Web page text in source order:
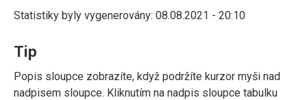
Statistiky byly vygenerovány: 08.08.2021 - 20:10
Tip
Popis sloupce zobrazíte, když podržíte kurzor myši nad
nadpisem sloupce. Kliknutím na nadpis sloupce tabulku